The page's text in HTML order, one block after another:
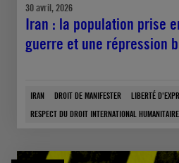
30 avril, 2026
Iran : la population prise
guerre et une répression
IRAN DROIT DE MANIFESTER
LIBERTÉ
RESPECT DU DROIT INTERNATIONAL HUMANITAIRE